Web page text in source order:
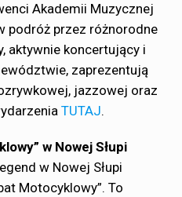
Akademii Muzycznej
podróż przez różnorodne
aktywnie koncertujący i
zaprezentują
jazzowej oraz
TUTAJ.
w Nowej Słupi
w Nowej Słupi
Motocyklowy”. To